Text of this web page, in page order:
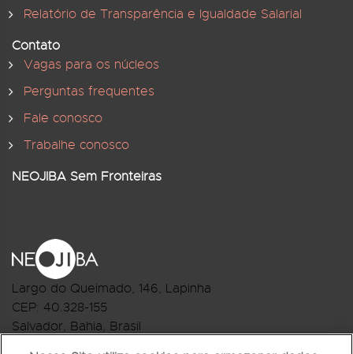
Relatório de Transparência e Igualdade Salarial
Contato
Vagas para os núcleos
Perguntas frequentes
Fale conosco
Trabalhe conosco
NEOJIBA Sem Fronteiras
Largo do Queimado, 146, Lapinha
CEP: 40.328-155
Salvador, Bahia, Brasil